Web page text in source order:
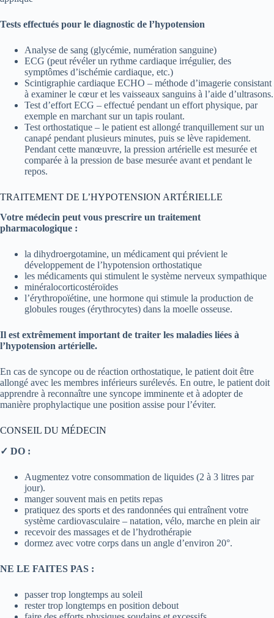
Tests effectués pour le diagnostic de l’hypotension
Analyse de sang (glycémie, numération sanguine)
ECG (peut révéler un rythme cardiaque irrégulier, des
symptômes d’ischémie cardiaque, etc.)
Scintigraphie cardiaque ECHO – méthode d’imagerie consistant
à examiner le cœur et les vaisseaux sanguins à l’aide d’ultrasons.
Test d’effort ECG – effectué pendant un effort physique, par
exemple en marchant sur un tapis roulant.
Test orthostatique – le patient est allongé tranquillement sur un
canapé pendant plusieurs minutes, puis se lève rapidement.
Pendant cette manœuvre, la pression artérielle est mesurée et
comparée à la pression de base mesurée avant et pendant le
repos.
TRAITEMENT DE L’HYPOTENSION ARTÉRIELLE
Votre médecin peut vous prescrire un traitement
pharmacologique :
la dihydroergotamine, un médicament qui prévient le
développement de l’hypotension orthostatique
les médicaments qui stimulent le système nerveux sympathique
minéralocorticostéroïdes
l’érythropoïétine, une hormone qui stimule la production de
globules rouges (érythrocytes) dans la moelle osseuse.
Il est extrêmement important de traiter les maladies liées à
l’hypotension artérielle.
En cas de syncope ou de réaction orthostatique, le patient doit être
allongé avec les membres inférieurs surélevés. En outre, le patient doit
apprendre à reconnaître une syncope imminente et à adopter de
manière prophylactique une position assise pour l’éviter.
CONSEIL DU MÉDECIN
✓ DO :
Augmentez votre consommation de liquides (2 à 3 litres par
jour).
manger souvent mais en petits repas
pratiquez des sports et des randonnées qui entraînent votre
système cardiovasculaire – natation, vélo, marche en plein air
recevoir des massages et de l’hydrothérapie
dormez avec votre corps dans un angle d’environ 20°.
NE LE FAITES PAS :
passer trop longtemps au soleil
rester trop longtemps en position debout